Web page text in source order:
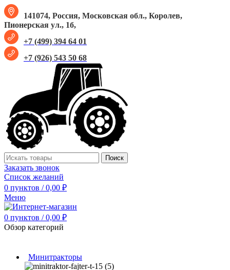
141074, Россия, Московская обл., Королев,
Пионерская ул., 1б,
+7 (499) 394 64 01
+7 (926) 543 50 68
Поиск
Заказать звонок
Список желаний
0 пунктов / 0,00 ₽
Меню
0 пунктов / 0,00 ₽
Обзор категорий
Минитракторы